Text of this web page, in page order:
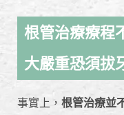
根管治療療程
大嚴重恐須拔
事實上， 根管治療並